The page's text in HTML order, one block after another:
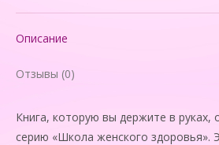
Описание
Отзывы (0)
Книга, которую вы держите в руках,
серию «Школа женского здоровья».